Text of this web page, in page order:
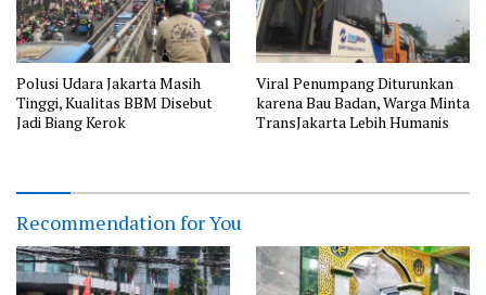
Polusi Udara Jakarta Masih
Tinggi, Kualitas BBM Disebut
Jadi Biang Kerok
Viral Penumpang Diturunkan
karena Bau Badan, Warga Minta
TransJakarta Lebih Humanis
Recommendation for You